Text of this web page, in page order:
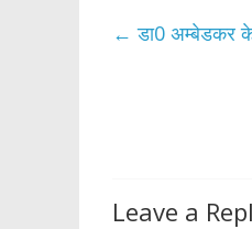
b er
← डा0 अम्बेडकर के
Leave a